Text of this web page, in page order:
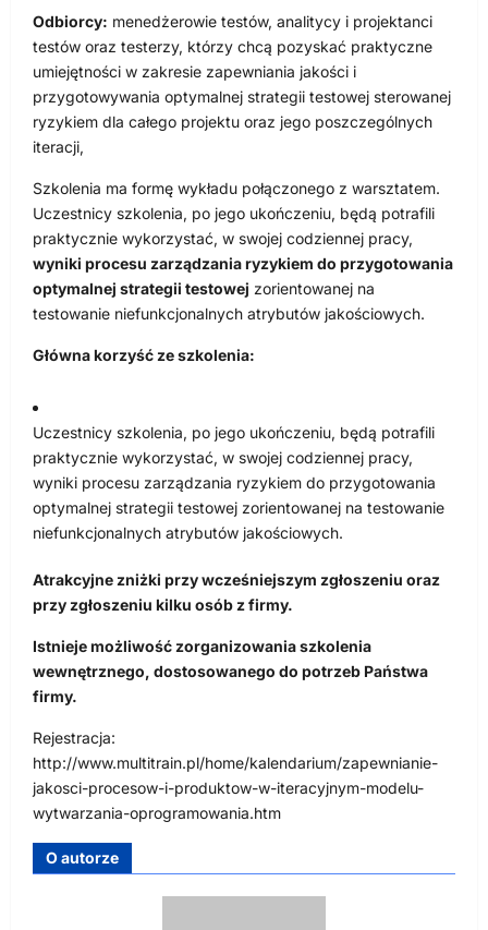
Odbiorcy: menedżerowie testów, analitycy i projektanci
testów oraz testerzy, którzy chcą pozyskać praktyczne
umiejętności w zakresie zapewniania jakości i
przygotowywania optymalnej strategii testowej sterowanej
ryzykiem dla całego projektu oraz jego poszczególnych
iteracji,
Szkolenia ma formę wykładu połączonego z warsztatem.
Uczestnicy szkolenia, po jego ukończeniu, będą potrafili
praktycznie wykorzystać, w swojej codziennej pracy,
wyniki procesu zarządzania ryzykiem do przygotowania
optymalnej strategii testowej zorientowanej na
testowanie niefunkcjonalnych atrybutów jakościowych.
Główna korzyść ze szkolenia:
Uczestnicy szkolenia, po jego ukończeniu, będą potrafili
praktycznie wykorzystać, w swojej codziennej pracy,
wyniki procesu zarządzania ryzykiem do przygotowania
optymalnej strategii testowej zorientowanej na testowanie
niefunkcjonalnych atrybutów jakościowych.
Atrakcyjne zniżki przy wcześniejszym zgłoszeniu oraz
przy zgłoszeniu kilku osób z firmy.
Istnieje możliwość zorganizowania szkolenia
wewnętrznego, dostosowanego do potrzeb Państwa
firmy.
Rejestracja:
http://www.multitrain.pl/home/kalendarium/zapewnianie-
jakosci-procesow-i-produktow-w-iteracyjnym-modelu-
wytwarzania-oprogramowania.htm
O autorze